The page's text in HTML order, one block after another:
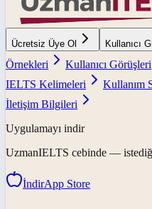
Ücretsiz Üye Ol Kullanıcı
Örnekleri
Kullanıcı Görüşleri
IELTS Kelimeleri
Kullanım
İletişim Bilgileri
Uygulamayı indir
UzmanIELTS cebinde —
İndirApp Store